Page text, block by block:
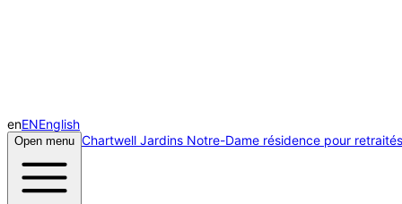
enENEnglish
Open menu Chartwell Jardins Notre-Dame résidence pour retraités